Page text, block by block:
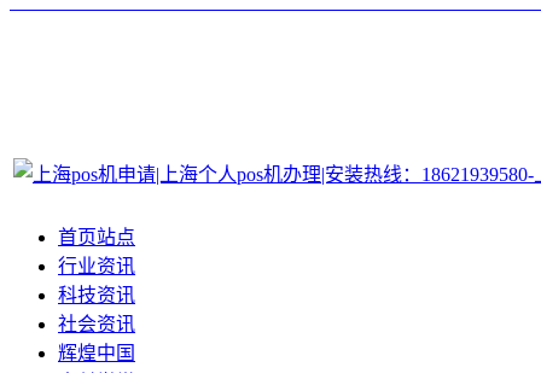
首页站点
行业资讯
科技资讯
社会资讯
辉煌中国